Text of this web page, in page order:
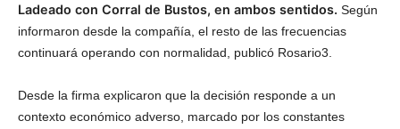
Ladeado con Corral de Bustos, en ambos sentidos. Según
informaron desde la compañía, el resto de las frecuencias
continuará operando con normalidad, publicó Rosario3.
Desde la firma explicaron que la decisión responde a un
contexto económico adverso, marcado por los constantes